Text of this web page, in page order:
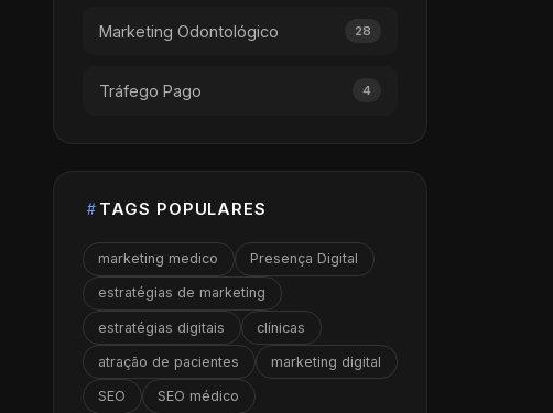
Marketing Odontológico 28
Tráfego Pago 4
TAGS POPULARES
marketing medico Presença Digital
estratégias de marketing
estratégias digitais clínicas
atração de pacientes marketing digital
SEO SEO médico